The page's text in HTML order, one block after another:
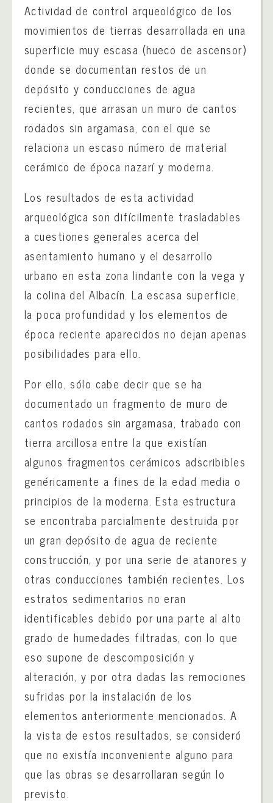
Actividad de control arqueológico de los
movimientos de tierras desarrollada en una
superficie muy escasa (hueco de ascensor)
donde se documentan restos de un
depósito y conducciones de agua
recientes, que arrasan un muro de cantos
rodados sin argamasa, con el que se
relaciona un escaso número de material
cerámico de época nazarí y moderna.
Los resultados de esta actividad
arqueológica son difícilmente trasladables
a cuestiones generales acerca del
asentamiento humano y el desarrollo
urbano en esta zona lindante con la vega y
la colina del Albacín. La escasa superficie,
la poca profundidad y los elementos de
época reciente aparecidos no dejan apenas
posibilidades para ello.
Por ello, sólo cabe decir que se ha
documentado un fragmento de muro de
cantos rodados sin argamasa, trabado con
tierra arcillosa entre la que existían
algunos fragmentos cerámicos adscribibles
genéricamente a fines de la edad media o
principios de la moderna. Esta estructura
se encontraba parcialmente destruida por
un gran depósito de agua de reciente
construcción, y por una serie de atanores y
otras conducciones también recientes. Los
estratos sedimentarios no eran
identificables debido por una parte al alto
grado de humedades filtradas, con lo que
eso supone de descomposición y
alteración, y por otra dadas las remociones
sufridas por la instalación de los
elementos anteriormente mencionados. A
la vista de estos resultados, se consideró
que no existía inconveniente alguno para
que las obras se desarrollaran según lo
previsto.